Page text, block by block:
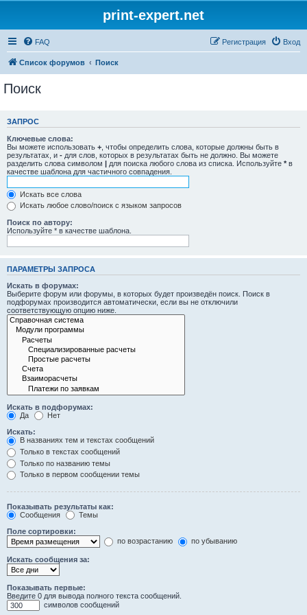
print-expert.net
FAQ Вход
Регистрация
Список форумов Поиск
Поиск
ЗАПРОС
Ключевые слова:
Вы можете использовать + , чтобы определить слова, которые должны быть в
результатах, и - для слов, которых в результатах быть не должно. Вы можете
разделить слова символом | для поиска любого слова из списка. Используйте * в
качестве шаблона для частичного совпадения.
Искать все слова
Искать любое слово/поиск с языком запросов
Поиск по автору:
Используйте * в качестве шаблона.
ПАРАМЕТРЫ ЗАПРОСА
Искать в форумах:
Выберите форум или форумы, в которых будет произведён поиск. Поиск в
подфорумах производится автоматически, если вы не отключили
соответствующую опцию ниже.
Искать в подфорумах:
Да
Нет
Искать:
В названиях тем и текстах сообщений
Только в текстах сообщений
Только по названию темы
Только в первом сообщении темы
Показывать результаты как:
Сообщения
Темы
Поле сортировки:
по возрастанию
по убыванию
Искать сообщения за:
Показывать первые:
Введите 0 для вывода полного текста сообщений.
символов сообщений